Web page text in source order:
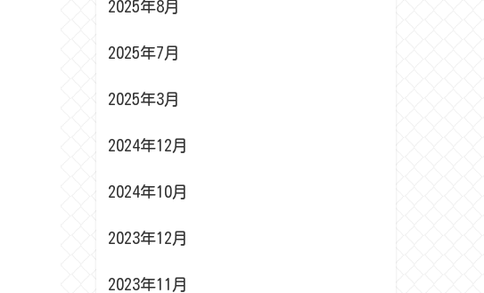
2025年8月
2025年7月
2025年3月
2024年12月
2024年10月
2023年12月
2023年11月